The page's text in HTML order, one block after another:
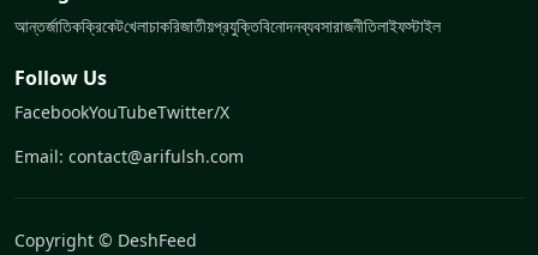
আন্তর্জাতিকক্রিকেটখেলাচাকরিজাতীয়প্রযুক্তিবিনোদনব্যবসারাজনীতিলাইফস্টাইল
Follow Us
FacebookYouTubeTwitter/X
Email: contact@arifulsh.com
Copyright © DeshFeed